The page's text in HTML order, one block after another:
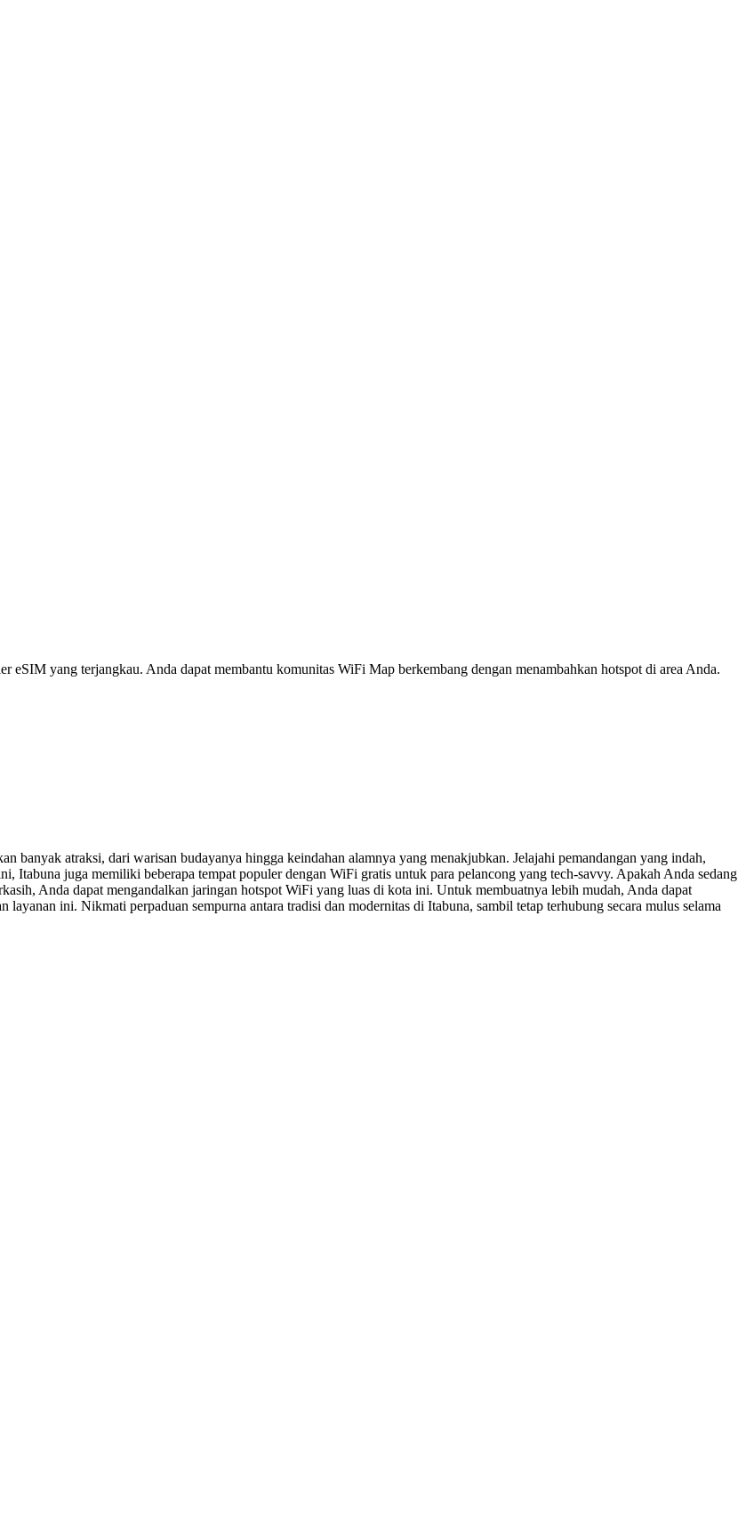
eSIM yang terjangkau. Anda dapat membantu komunitas WiFi Map berkembang dengan menambahkan hotspot di area Anda.
banyak atraksi, dari warisan budayanya hingga keindahan alamnya yang menakjubkan. Jelajahi pemandangan yang indah,
Itabuna juga memiliki beberapa tempat populer dengan WiFi gratis untuk para pelancong yang tech-savvy. Apakah Anda sedang
Anda dapat mengandalkan jaringan hotspot WiFi yang luas di kota ini. Untuk membuatnya lebih mudah, Anda dapat
ini. Nikmati perpaduan sempurna antara tradisi dan modernitas di Itabuna, sambil tetap terhubung secara mulus selama